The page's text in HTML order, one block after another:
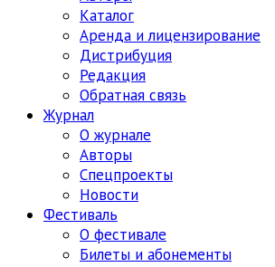
Каталог
Аренда и лицензирование
Дистрибуция
Редакция
Обратная связь
Журнал
О журнале
Авторы
Спецпроекты
Новости
Фестиваль
О фестивале
Билеты и абонементы